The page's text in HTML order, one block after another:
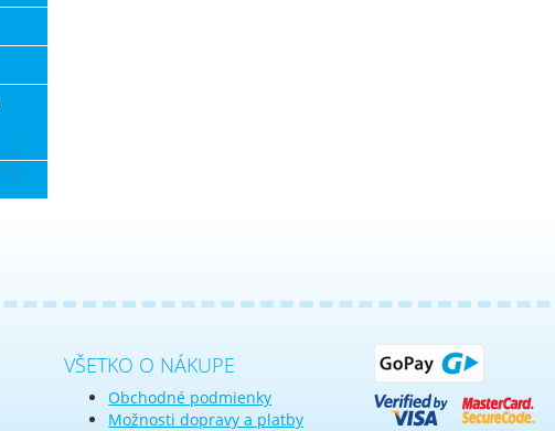
VŠETKO O NÁKUPE
Obchodné podmienky
Možnosti dopravy a platby